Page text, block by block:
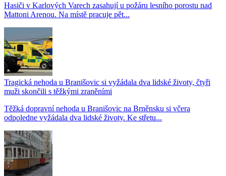
Hasiči v Karlových Varech zasahují u požáru lesního porostu nad
Mattoni Arenou. Na místě pracuje pět...
Tragická nehoda u Branišovic si vyžádala dva lidské životy, čtyři
muži skončili s těžkými zraněními
Těžká dopravní nehoda u Branišovic na Brněnsku si včera
odpoledne vyžádala dva lidské životy. Ke střetu...